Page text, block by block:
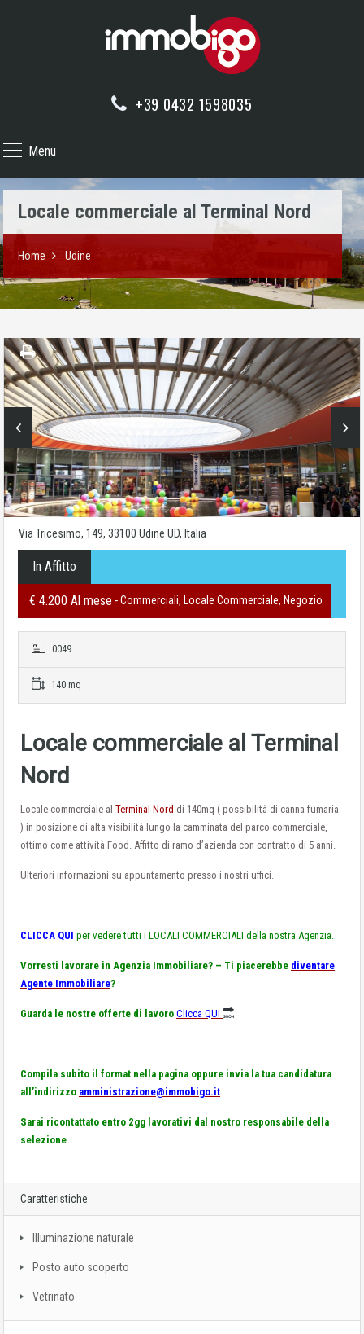
+39 0432 1598035
Menu
Locale commerciale al Terminal Nord
Home Udine
Via Tricesimo, 149, 33100 Udine UD, Italia
In Affitto
€ 4.200 Al mese - Commerciali, Locale Commerciale, Negozio
0049
140 mq
Locale commerciale al Terminal
Nord
Locale commerciale al Terminal Nord di 140mq ( possibilità di canna fumaria
) in posizione di alta visibilità lungo la camminata del parco commerciale,
ottimo come attività Food. Affitto di ramo d’azienda con contratto di 5 anni.
Ulteriori informazioni su appuntamento presso i nostri uffici.
CLICCA QUI per vedere tutti i LOCALI COMMERCIALI della nostra Agenzia.
Vorresti lavorare in Agenzia Immobiliare? – Ti piacerebbe diventare
Agente Immobiliare?
Guarda le nostre offerte di lavoro Clicca QUI
Compila subito il format nella pagina oppure invia la tua candidatura
all’indirizzo amministrazione@immobigo.it
Sarai ricontattato entro 2gg lavorativi dal nostro responsabile della
selezione
Caratteristiche
Illuminazione naturale
Posto auto scoperto
Vetrinato